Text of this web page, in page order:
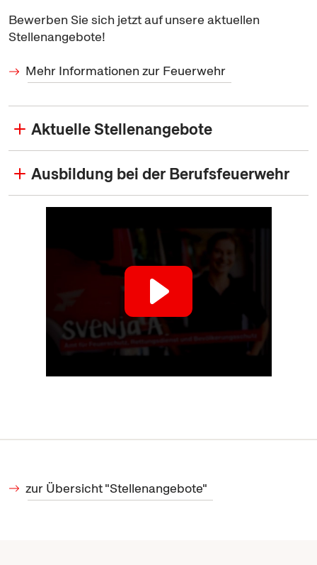
Bewerben Sie sich jetzt auf unsere aktuellen
Stellenangebote!
Mehr Informationen zur Feuerwehr
Aktuelle Stellenangebote
Ausbildung bei der Berufsfeuerwehr
zur Übersicht "Stellenangebote"